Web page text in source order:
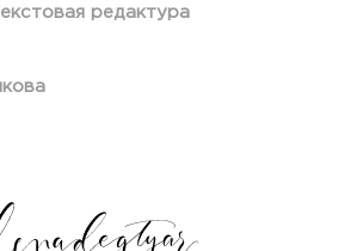
редактура